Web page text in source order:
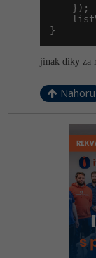
    });
}
jinak díky za
Nahoru